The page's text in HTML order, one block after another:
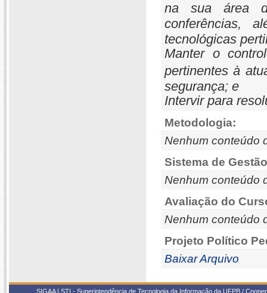
na sua área
conferências,
tecnológicas
Manter o
pertinentes à
segurança; e
Intervir para
Metodologia:
Nenhum conteúdo
Sistema de
Nenhum conteúdo
Avaliação do
Nenhum conteúdo
Projeto Político
Baixar Arquivo
SIGAA | STI - Superintendência de Tecnologia da Informação da UFPB /